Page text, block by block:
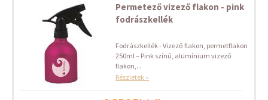
Permetező vizező flakon - pink
fodrászkellék
Fodrászkellék - Vizező flakon, permetflakon
250ml – Pink színű, alumínium vizező
flakon,...
Részletek »